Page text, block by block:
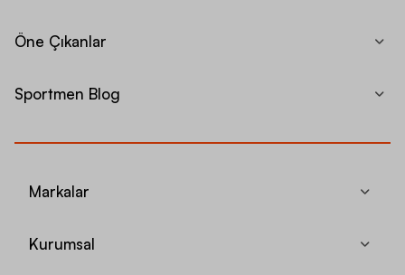
Öne Çıkanlar
Sportmen Blog
Markalar
Kurumsal